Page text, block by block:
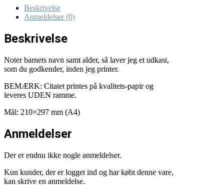
Beskrivelse
Anmeldelser (0)
Beskrivelse
Noter barnets navn samt alder, så laver jeg et udkast,
som du godkender, inden jeg printer.
BEMÆRK: Citatet printes på kvalitets-papir og
leveres UDEN ramme.
Mål: 210×297 mm (A4)
Anmeldelser
Der er endnu ikke nogle anmeldelser.
Kun kunder, der er logget ind og har købt denne vare,
kan skrive en anmeldelse.